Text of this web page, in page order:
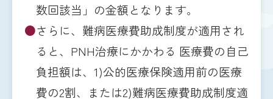
数回該当」の金額となります。
●さらに、難病医療費助成制度が適用され
ると、PNH治療にかかわる 医療費の自己
負担額は、1)公的医療保険適用前の医療
費の2割、または2)難病医療費助成制度適